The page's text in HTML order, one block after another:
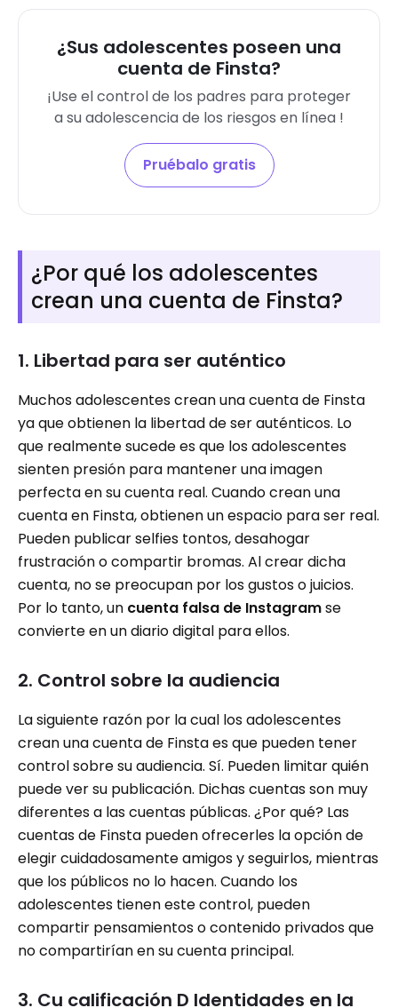
¿Sus adolescentes poseen una
cuenta de Finsta?
¡Use el control de los padres para proteger
a su adolescencia de los riesgos en línea !
Pruébalo gratis
¿Por qué los adolescentes
crean una cuenta de Finsta?
1. Libertad para ser auténtico
Muchos adolescentes crean una cuenta de Finsta
ya que obtienen la libertad de ser auténticos. Lo
que realmente sucede es que los adolescentes
sienten presión para mantener una imagen
perfecta en su cuenta real. Cuando crean una
cuenta en Finsta, obtienen un espacio para ser real.
Pueden publicar selfies tontos, desahogar
frustración o compartir bromas. Al crear dicha
cuenta, no se preocupan por los gustos o juicios.
Por lo tanto, un cuenta falsa de Instagramse
convierte en un diario digital para ellos.
2. Control sobre la audiencia
La siguiente razón por la cual los adolescentes
crean una cuenta de Finsta es que pueden tener
control sobre su audiencia. Sí. Pueden limitar quién
puede ver su publicación. Dichas cuentas son muy
diferentes a las cuentas públicas. ¿Por qué? Las
cuentas de Finsta pueden ofrecerles la opción de
elegir cuidadosamente amigos y seguirlos, mientras
que los públicos no lo hacen. Cuando los
adolescentes tienen este control, pueden
compartir pensamientos o contenido privados que
no compartirían en su cuenta principal.
3. Cu calificación D Identidades en la